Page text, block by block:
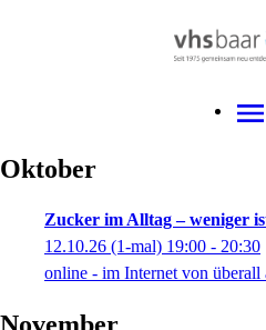
Oktober
Zucker im Alltag – weniger
12.10.26 (1-mal) 19:00 - 20:30
online - im Internet von überall
November